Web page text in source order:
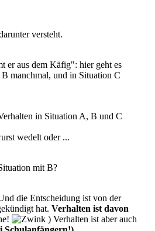
versteht.
er aus dem Käfig": hier geht es
manchmal, und in Situation C
in Situation A, B und C
wedelt oder ...
mit B?
die Entscheidung ist von der
hat. Verhalten ist davon
) Verhalten ist aber auch